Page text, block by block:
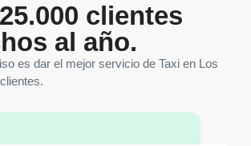
clientes
al año.
es dar el mejor servicio de Taxi en Los